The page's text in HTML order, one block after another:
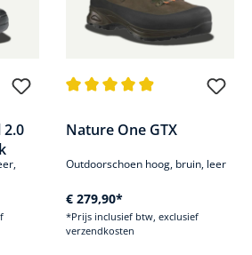
2.0
Nature One GTX
Outdoorschoen hoog, bruin, leer
€ 279,90*
*Prijs inclusief btw, exclusief
verzendkosten